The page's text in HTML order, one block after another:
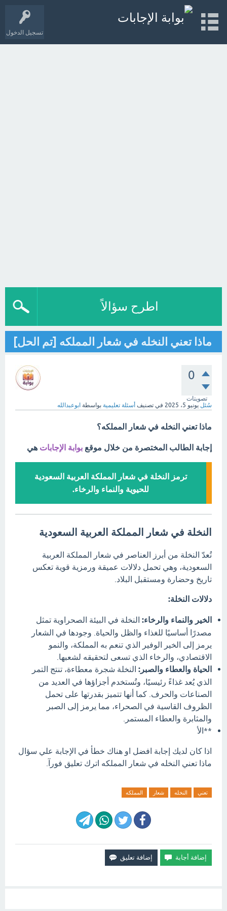
تسجيل الدخول
اطرح سؤالاً
ماذا تعني النخله في شعار المملكه [تم الحل]
0
تصويتات
سُئل يونيو 5، 2025 في تصنيف أسئلة تعليمية بواسطة ابوعبدالله
ماذا تعني النخله في شعار المملكه؟
إجابة الطالب المختصرة من خلال موقع بوابة الإجابات هي
ترمز النخلة في شعار المملكة العربية السعودية
للحيوية والنماء والرخاء.
النخلة في شعار المملكة العربية السعودية
تُعدّ النخلة من أبرز العناصر في شعار المملكة العربية
السعودية، وهي تحمل دلالات عميقة ورمزية قوية تعكس
تاريخ وحضارة ومستقبل البلاد.
دلالات النخلة:
الخير والنماء والرخاء: النخلة في البيئة الصحراوية تمثل
مصدرًا أساسيًا للغذاء والظل والحياة. وجودها في الشعار
يرمز إلى الخير الوفير الذي تنعم به المملكة، والنمو
الاقتصادي، والرخاء الذي تسعى لتحقيقه لشعبها.
الحياة والعطاء والصبر: النخلة شجرة معطاءة، تنتج التمر
الذي يُعد غذاءً رئيسيًا، وتُستخدم أجزاؤها في العديد من
الصناعات والحرف. كما أنها تتميز بقدرتها على تحمل
الظروف القاسية في الصحراء، مما يرمز إلى الصبر
والمثابرة والعطاء المستمر.
**الأ
اذا كان لديك إجابة افضل او هناك خطأ في الإجابة علي سؤال
ماذا تعني النخله في شعار المملكه اترك تعليق فورآ.
تعني النخله شعار المملكه